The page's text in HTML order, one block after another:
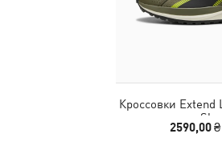
Кроссовки Extend
2590,00 ₴